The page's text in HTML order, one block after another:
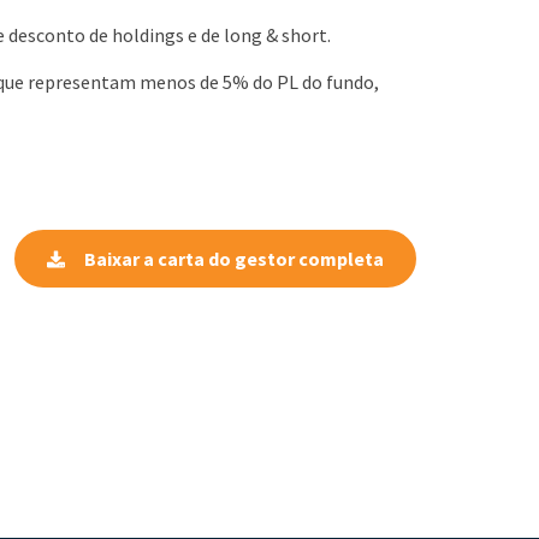
de holdings e de long & short.
representam menos de 5% do PL do fundo,
Baixar a carta do gestor completa